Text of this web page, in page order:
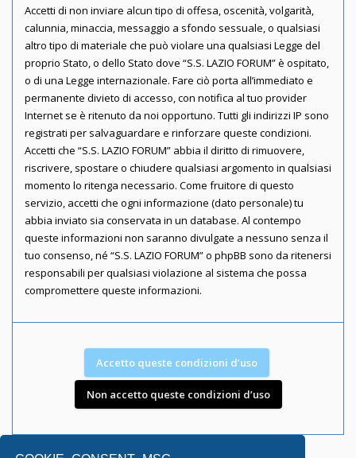
Accetti di non inviare alcun tipo di offesa, oscenità, volgarità,
calunnia, minaccia, messaggio a sfondo sessuale, o qualsiasi
altro tipo di materiale che può violare una qualsiasi Legge del
proprio Stato, o dello Stato dove “S.S. LAZIO FORUM” è ospitato,
o di una Legge internazionale. Fare ciò porta all’immediato e
permanente divieto di accesso, con notifica al tuo provider
Internet se è ritenuto da noi opportuno. Tutti gli indirizzi IP sono
registrati per salvaguardare e rinforzare queste condizioni.
Accetti che “S.S. LAZIO FORUM” abbia il diritto di rimuovere,
riscrivere, spostare o chiudere qualsiasi argomento in qualsiasi
momento lo ritenga necessario. Come fruitore di questo
servizio, accetti che ogni informazione (dato personale) tu
abbia inviato sia conservata in un database. Al contempo
queste informazioni non saranno divulgate a nessuno senza il
tuo consenso, né “S.S. LAZIO FORUM” o phpBB sono da ritenersi
responsabili per qualsiasi violazione al sistema che possa
compromettere queste informazioni.